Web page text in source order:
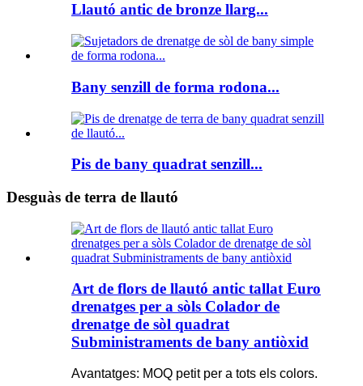
Llautó antic de bronze llarg...
Bany senzill de forma rodona...
Pis de bany quadrat senzill...
Desguàs de terra de llautó
Art de flors de llautó antic tallat Euro
drenatges per a sòls Colador de
drenatge de sòl quadrat
Subministraments de bany antiòxid
Avantatges: MOQ petit per a tots els colors.